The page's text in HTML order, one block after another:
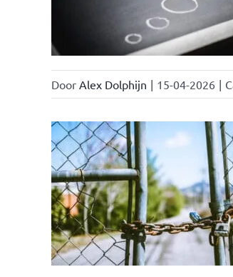
Door Alex Dolphijn | 15-04-2026 |